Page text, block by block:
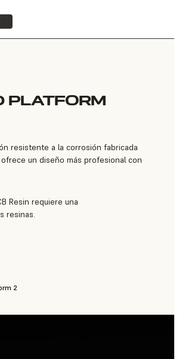
PLATFORM
resistente a la corrosión fabricada
un diseño más profesional con
Resin requiere una
resinas.
2